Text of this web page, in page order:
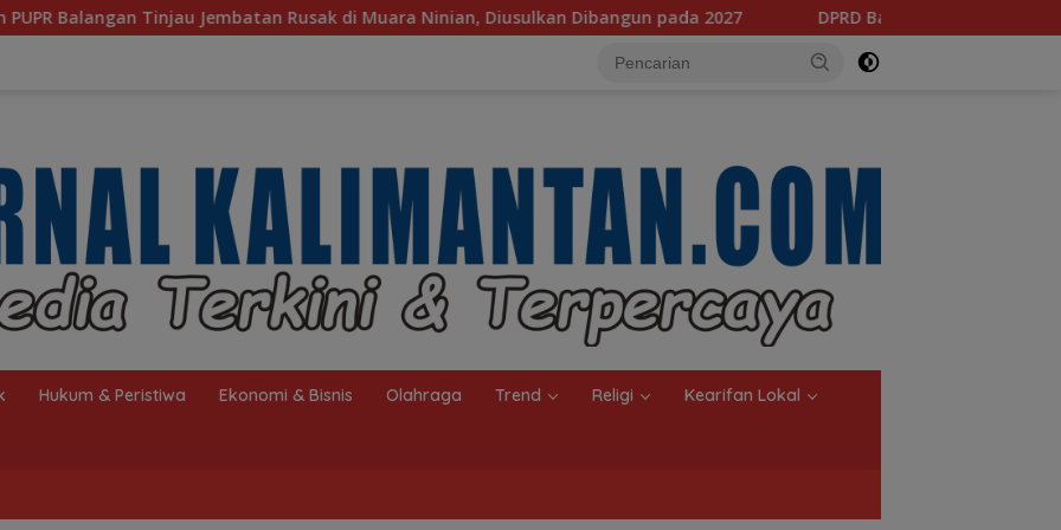
Rusak di Muara Ninian, Diusulkan Dibangun pada 2027 DPRD Banjarmasin Dorong Empat Regulasi Baru, Pemkot
Hukum & Peristiwa Ekonomi & Bisnis Olahraga Trend Religi Kearifan Lokal